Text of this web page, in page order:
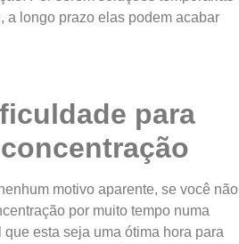
a longo prazo elas podem acabar
para
motivo aparente, se você não
por muito tempo numa
esta seja uma ótima hora para